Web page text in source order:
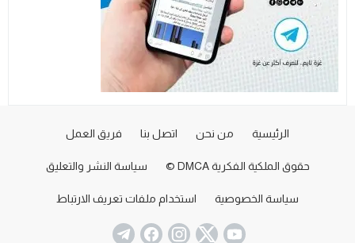
الرئيسية من نحن اتصل بنا فريق العمل
حقوق الملكية الفكرية DMCA © سياسة النشر والتعليق
سياسة الخصوصية استخدام ملفات تعريف الارتباط